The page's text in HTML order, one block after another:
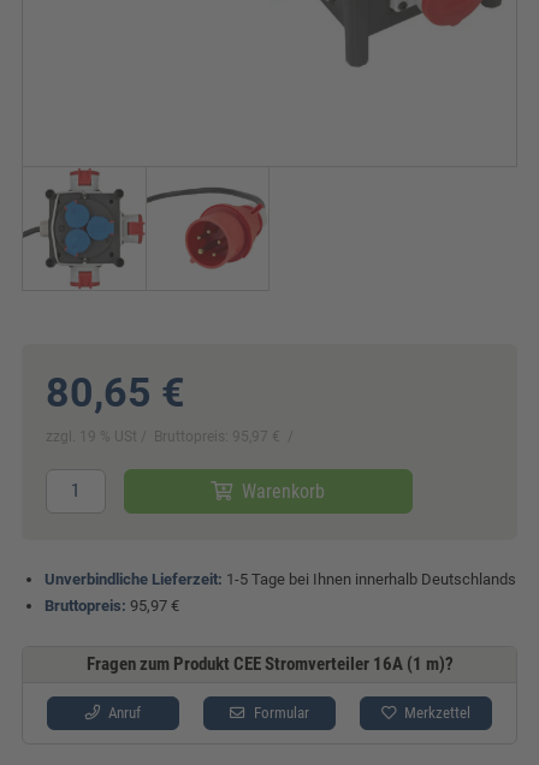
80,65 €
zzgl. 19 % USt Bruttopreis: 95,97 €
Warenkorb
Unverbindliche Lieferzeit: 1-5 Tage bei Ihnen innerhalb Deutschlands
Bruttopreis: 95,97 €
Fragen zum Produkt CEE Stromverteiler 16A (1 m)?
Anruf Formular Merkzettel